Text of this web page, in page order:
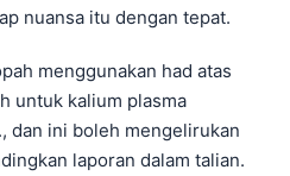
nuansa itu dengan tepat.
menggunakan had atas
untuk kalium plasma
dan ini boleh mengelirukan
laporan dalam talian.